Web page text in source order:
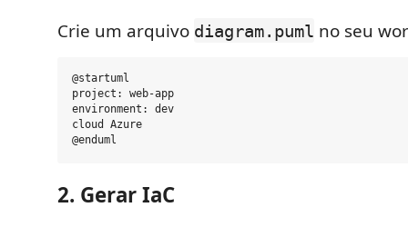
Crie um arquivo diagram.puml no seu
@startuml
project: web-app
environment: dev
cloud Azure
2. Gerar IaC